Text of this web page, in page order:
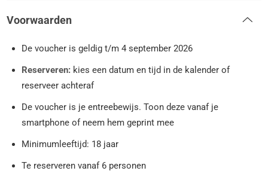
Voorwaarden
De voucher is geldig t/m 4 september 2026
Reserveren: kies een datum en tijd in de kalender of
reserveer achteraf
De voucher is je entreebewijs. Toon deze vanaf je
smartphone of neem hem geprint mee
Minimumleeftijd: 18 jaar
Te reserveren vanaf 6 personen